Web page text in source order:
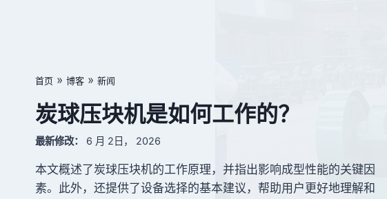
首页 » 博客 » 新闻
炭球压块机是如何工作的？
最新修改： 6 月 2日， 2026
本文概述了炭球压块机的工作原理，并指出影响成型性能的关键因
素。此外，还提供了设备选择的基本建议，帮助用户更好地理解和